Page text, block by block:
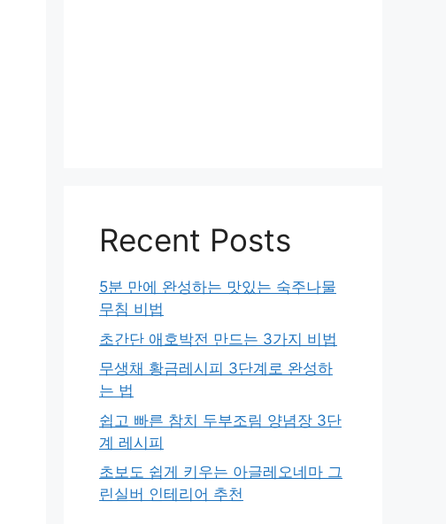
Recent Posts
5분 만에 완성하는 맛있는 숙주나물
무침 비법
초간단 애호박전 만드는 3가지 비법
무생채 황금레시피 3단계로 완성하
는 법
쉽고 빠른 참치 두부조림 양념장 3단
계 레시피
초보도 쉽게 키우는 아글레오네마 그
린실버 인테리어 추천